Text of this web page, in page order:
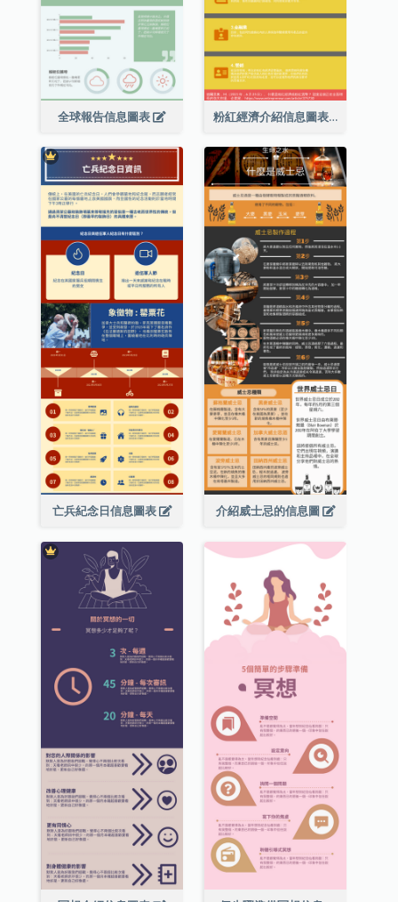
全球報告信息圖表 粉紅經濟介紹信息圖表
亡兵紀念日信息圖表 介紹威士忌的信息圖